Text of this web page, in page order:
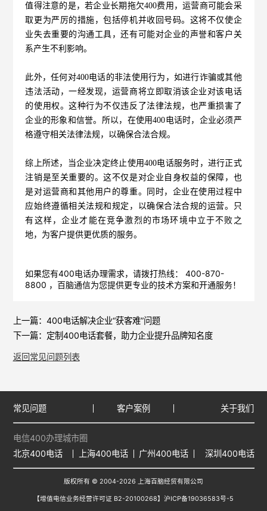
值得注意的是，若企业长期拖欠400费用 ，运营商可能会采
取更为严厉的措施，包括停机并收回号码。这将不仅使企
业失去重要的沟通工具，还有可能对企业的声誉和客户关
系产生不利影响。
此外，任何对400电话的非法使用行为，如进行诈骗或其他
违法活动，一经发现，运营商将立即取消该企业对该电话
的使用权。这种行为不仅违反了法律法规，也严重损害了
企业的形象和信誉。所以，在使用400电话时，企业必须严
格遵守相关法律法规，以确保合法合规。
综上所述，当企业决定终止使用400电话服务时，进行正式
注销是至关重要的。这不仅是对企业自身权益的保障，也
是对运营商和其他用户的尊重。同时，企业在使用过程中
应始终遵循相关法规和规定，以确保合法合规的运营。只
有这样，企业才能在竞争激烈的市场环境中立于不败之
地，为客户提供更优质的服务。
如果您有400电话办理需求，请拨打热线： 400-870-
8800 ，百脑通信为您提供更专业的技术方案和开通服务！
上一篇： 400电话解决企业“获客难”问题
下一篇： 定制400电话套餐，助力企业提升品牌知名度
返回常见问题列表
常见问题 客户案例 关于我们
电信400办理城市圈
北京400电话
上海400电话 广州400电话 深圳400电话
版权所有 © 2004-2026 上海百脑经贸有限公司
【增值电信业务经营许可证 B2-20100268】 沪ICP备19036583号-5